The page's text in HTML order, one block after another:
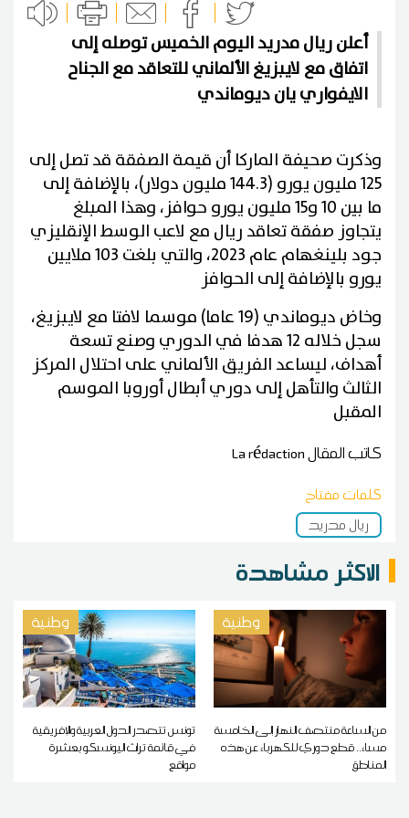
أعلن ريال مدريد اليوم الخميس توصله إلى
اتفاق مع لايبزيغ ‌الألماني للتعاقد مع الجناح
الايفواري يان ديوماندي
وذكرت صحيفة الماركا أن قيمة الصفقة قد تصل إلى
125 مليون يورو (144.3 مليون دولار)، بالإضافة إلى
ما بين 10 و15 مليون يورو حوافز، وهذا المبلغ
يتجاوز صفقة تعاقد ريال مع لاعب الوسط الإنقليزي
جود بلينغهام عام 2023، والتي بلغت 103 ملايين
يورو بالإضافة إلى الحوافز
وخاض ديوماندي (19 عاما) موسما لافتا مع لايبزيغ،
سجل خلاله 12 هدفا في الدوري وصنع تسعة
أهداف، ليساعد الفريق الألماني على احتلال المركز
الثالث والتأهل ‌إلى دوري أبطال أوروبا الموسم
المقبل
كاتب المقالLa rédaction
كلمات مفتاح
ريال مدريد
الاكثر مشاهدة
وطنية
من الساعة منتصف النهار إلى الخامسة
مساء.. قطع دوري للكهرباء عن هذه
المناطق
وطنية
تونس تتصدر الدول العربية والإفريقية
في قائمة تراث اليونسكو بعشرة
مواقع